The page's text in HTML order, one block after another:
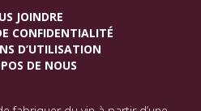
JOINDRE
CONFIDENTIALITÉ
D’UTILISATION
DE NOUS